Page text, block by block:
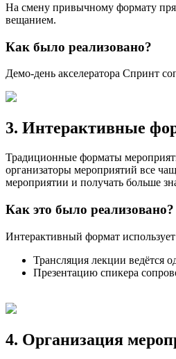
На смену привычному формату
вещанием.
Как было реализовано?
Демо-день акселератора Спринт
3. Интерактивные
Традиционные форматы
организаторы мероприятий все
мероприятии и получать больше
Как это было реализовано?
Интерактивный формат
Трансляция лекции ведётся
Презентацию спикера
4. Организация